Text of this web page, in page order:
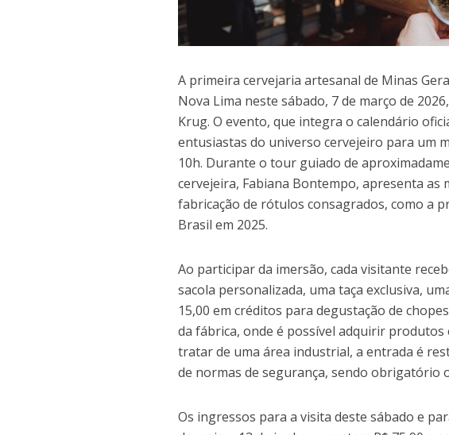
A primeira cervejaria artesanal de Minas
Nova Lima neste sábado, 7 de março de
Krug. O evento, que integra o calendário
entusiastas do universo cervejeiro para um
10h. Durante o tour guiado de
cervejeira, Fabiana Bontempo, apresenta
fabricação de rótulos consagrados, como a
Brasil em 2025.
Ao participar da imersão, cada visitante
sacola personalizada, uma taça exclusiva,
15,00 em créditos para degustação de
da fábrica, onde é possível adquirir produtos
tratar de uma área industrial, a entrada é
de normas de segurança, sendo obrigatório
Os ingressos para a visita deste sábado e